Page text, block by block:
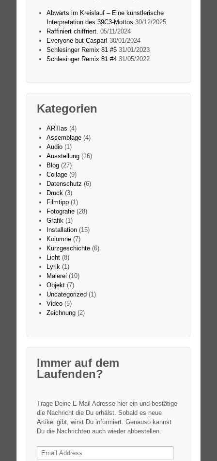
Abwärts im Kreislauf – Eine künstlerische
Interpretation des 39C3-Mottos 30/12/2025
Raffiniert chiffriert. 05/11/2024
Everyone but Caspar! 30/01/2024
Schlesinger Remix 81 #5 31/01/2023
Schlesinger Remix 81 #4 31/05/2022
Kategorien
ARTlas (4)
Assemblage(4)
Audio(1)
Ausstellung(16)
Blog(27)
Collage(9)
Datenschutz (6)
Druck(3)
Filmtipp(1)
Fotografie(28)
Grafik(1)
Installation(15)
Kolumne(7)
Kurzgeschichte(6)
Licht(8)
Lyrik(1)
Malerei (10)
Objekt(7)
Uncategorized (1)
Video(5)
Zeichnung(2)
Immer auf dem
Laufenden?
Trage Deine E-Mail Adresse hier ein und bestätige
die Nachricht die Du erhälst. Sobald es neue
Artikel gibt, wirst Du informiert. Genauso kannst
Du die Nachrichten auch wieder abbestellen.
Email
Address